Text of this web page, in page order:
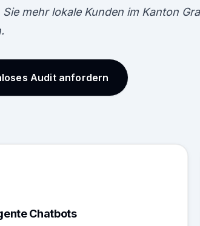
Sie mehr lokale Kunden im Kanton
Audit anfordern
Chatbots